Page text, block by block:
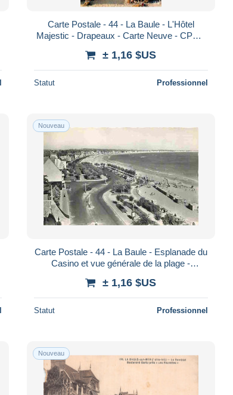
Carte Postale - 44 - La Baule - L'Hôtel
Majestic - Drapeaux - Carte Neuve - CPM -
± 1,16 $US
Statut Professionnel
Nouveau
Carte Postale - 44 - La Baule - Esplanade du
Casino et vue générale de la plage -
± 1,16 $US
Statut Professionnel
Nouveau